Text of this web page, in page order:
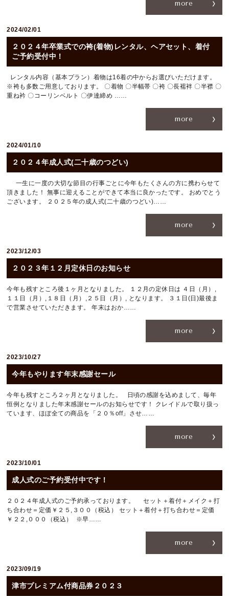
more
2024/02/01
２０２４年卒業式での袴(着物)レンタル、ヘアセット、着付
ご予約受付中！
レンタル内容（基本プラン）着物は16着の中からお選びいただけます。
※袴も多数ご用意しております。 〇着物 〇半幅帯 〇袴 〇長襦袢 〇半襟 〇
重ね衿 〇コーリンベルト 〇伊達締め ……
more
2024/01/10
２０２４年成人式(二十歳のつどい)
一生に一度の大切な節目の行事ごとに今年もたくさんの方に携わらせて
頂きました！ 無事に迎えることができて本当に良かったです。 おめでとう
ございます。 ２０２５年の成人式(二十歳のつどい)……
more
2023/12/03
２０２３年１２月定休日のお知らせ
今年も残すところ後１ヶ月となりました。 １２月の定休日は ４日（月）,
１１日（月）,１８日（月）,２５日（月）, となります。 ３１日(日)最後ま
で営業させていただきます。 年末はおか……
more
2023/10/27
今年もやります年末感謝セール
今年も残すところ２ヶ月となりました。 日頃の感謝を込めまして、毎年
恒例となりました年末感謝セールのお知らせです！ クレイドルで取り扱っ
ています、ほぼ全ての商品を「２０％off」させ……
more
2023/10/01
成人式のご予約受付中です！
２０２４年成人式のご予約承っております。 セット＋着付＋メイク＋打
ち合わせ＝定価￥２５,３００（税込） セット＋着付＋打ち合わせ＝定価
￥２２,０００（税込） ※早……
more
2023/09/19
津市プレミアム付商品券２０２３
059-224-0570
[CLOSE]毎週月曜日、第２・４火曜日
〒514-0824 三重県津市神戸636-1